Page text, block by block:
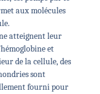
aux molécules
atteignent leur
et
de la cellule, des
sont
fourni pour